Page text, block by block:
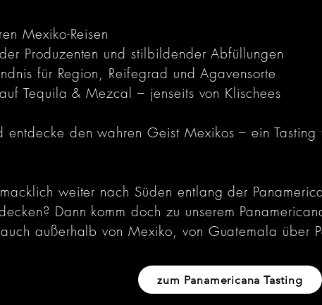
Mexiko-Reisen
Produzenten und stilbildender Abfüllungen
für Region, Reifegrad und Agavensorte
Tequila & Mezcal – jenseits von Klischees
den wahren Geist Mexikos – ein
weiter nach Süden entlang der
Dann komm doch zu unserem
außerhalb von Mexiko, von Guatemala über
zum Panamericana Tasting